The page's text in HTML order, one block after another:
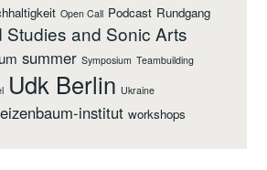
Open Call Podcast Rundgang
Studies and Sonic Arts
summer Symposium Teambuilding
Udk Berlin Ukraine
institut workshops